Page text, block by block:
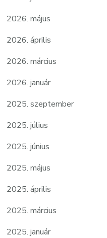
2026. május
2026. április
2026. március
2026. január
2025. szeptember
2025. július
2025. június
2025. május
2025. április
2025. március
2025. január